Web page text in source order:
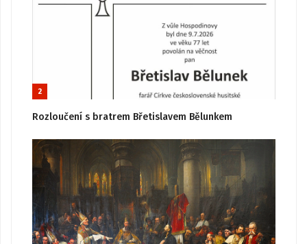
2
Rozloučení s bratrem Břetislavem Bělunkem